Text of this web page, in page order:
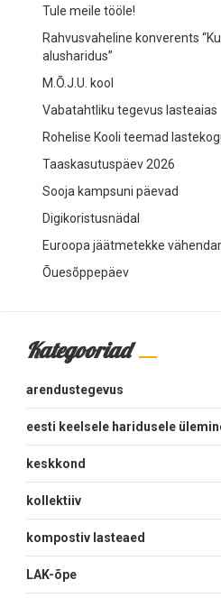
Tule meile tööle!
Rahvusvaheline konverents
alusharidus”
M.Õ.J.U. kool
Vabatahtliku tegevus lasteaias
Rohelise Kooli teemad
Taaskasutuspäev 2026
Sooja kampsuni päevad
Digikoristusnädal
Euroopa jäätmetekke
Õuesõppepäev
Kategooriad
arendustegevus
eesti keelsele haridusele
keskkond
kollektiiv
kompostiv lasteaed
LAK-õpe